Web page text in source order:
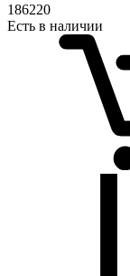
186220
Есть в наличии